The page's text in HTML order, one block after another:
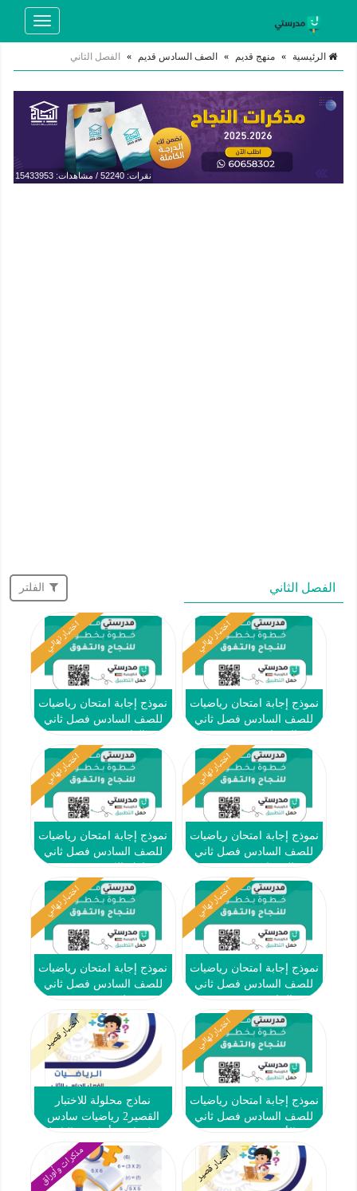
Toggle
الرئيسية » منهج قديم » الصف السادس قديم » الفصل الثاني
نقرات: 52240 / مشاهدات: 15433953
الفصل الثاني الفلتر
اختبار نهائي
نموذج إجابة امتحان رياضيات
للصف السادس فصل ثاني
اختبار نهائي
نموذج إجابة امتحان رياضيات
للصف السادس فصل ثاني
اختبار نهائي
نموذج إجابة امتحان رياضيات
للصف السادس فصل ثاني
اختبار نهائي
نموذج إجابة امتحان رياضيات
للصف السادس فصل ثاني
اختبار نهائي
نموذج إجابة امتحان رياضيات
للصف السادس فصل ثاني
اختبار نهائي
نموذج إجابة امتحان رياضيات
للصف السادس فصل ثاني
اختبار نهائي
نموذج إجابة امتحان رياضيات
للصف السادس فصل ثاني
اختبار قصير
نماذج محلولة للاختبار
القصير2 رياضيات سادس
2024-2025
اختبار قصير مذكرات وأوراق